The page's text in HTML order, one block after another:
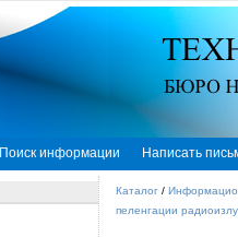
Поиск информации Написать
Каталог /
пеленгации